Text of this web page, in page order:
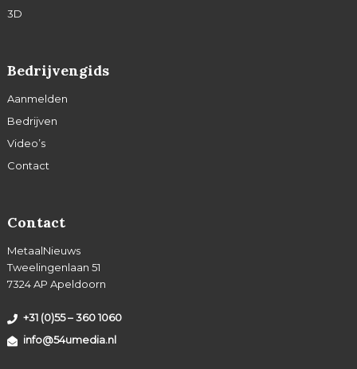
3D
Bedrijvengids
Aanmelden
Bedrijven
Video’s
Contact
Contact
MetaalNieuws
Tweelingenlaan 51
7324 AP Apeldoorn
+31 (0)55 – 360 1060
info@54umedia.nl